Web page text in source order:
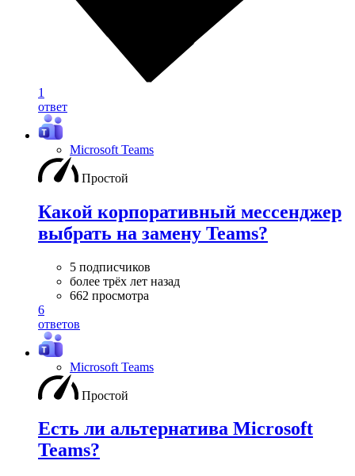
1
ответ
Microsoft Teams
Простой
Какой корпоративный мессенджер
выбрать на замену Teams?
5 подписчиков
более трёх лет назад
662 просмотра
6
ответов
Microsoft Teams
Простой
Есть ли альтернатива Microsoft
Teams?